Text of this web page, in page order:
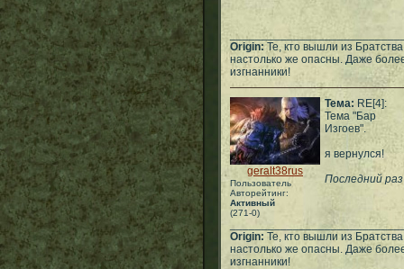
Origin: Те, кто вышли из
настолько же опасны. Даже
изгнанники!
geralt38rus
Пользователь
Авторейтинг:
Активный
(271-0)
Тема: RE[4]:
Тема "Бар
Изгоев".
я вернулся!
Последний
Origin: Те, кто вышли из
настолько же опасны. Даже
изгнанники!